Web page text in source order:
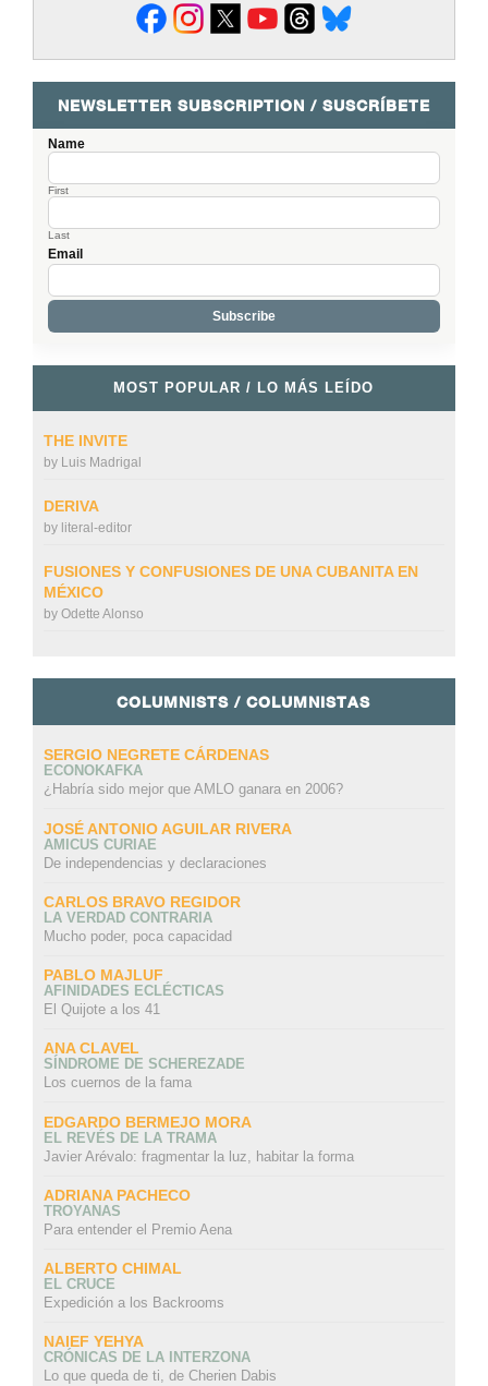
NEWSLETTER SUBSCRIPTION / SUSCRÍBETE
Name
First
Last
Email
MOST POPULAR / LO MÁS LEÍDO
THE INVITE
by Luis Madrigal
DERIVA
by literal-editor
FUSIONES Y CONFUSIONES DE UNA CUBANITA EN
MÉXICO
by Odette Alonso
COLUMNISTS / COLUMNISTAS
SERGIO NEGRETE CÁRDENAS
ECONOKAFKA
¿Habría sido mejor que AMLO ganara en 2006?
JOSÉ ANTONIO AGUILAR RIVERA
AMICUS CURIAE
De independencias y declaraciones
CARLOS BRAVO REGIDOR
LA VERDAD CONTRARIA
Mucho poder, poca capacidad
PABLO MAJLUF
AFINIDADES ECLÉCTICAS
El Quijote a los 41
ANA CLAVEL
SÍNDROME DE SCHEREZADE
Los cuernos de la fama
EDGARDO BERMEJO MORA
EL REVÉS DE LA TRAMA
Javier Arévalo: fragmentar la luz, habitar la forma
ADRIANA PACHECO
TROYANAS
Para entender el Premio Aena
ALBERTO CHIMAL
EL CRUCE
Expedición a los Backrooms
NAIEF YEHYA
CRÓNICAS DE LA INTERZONA
Lo que queda de ti, de Cherien Dabis